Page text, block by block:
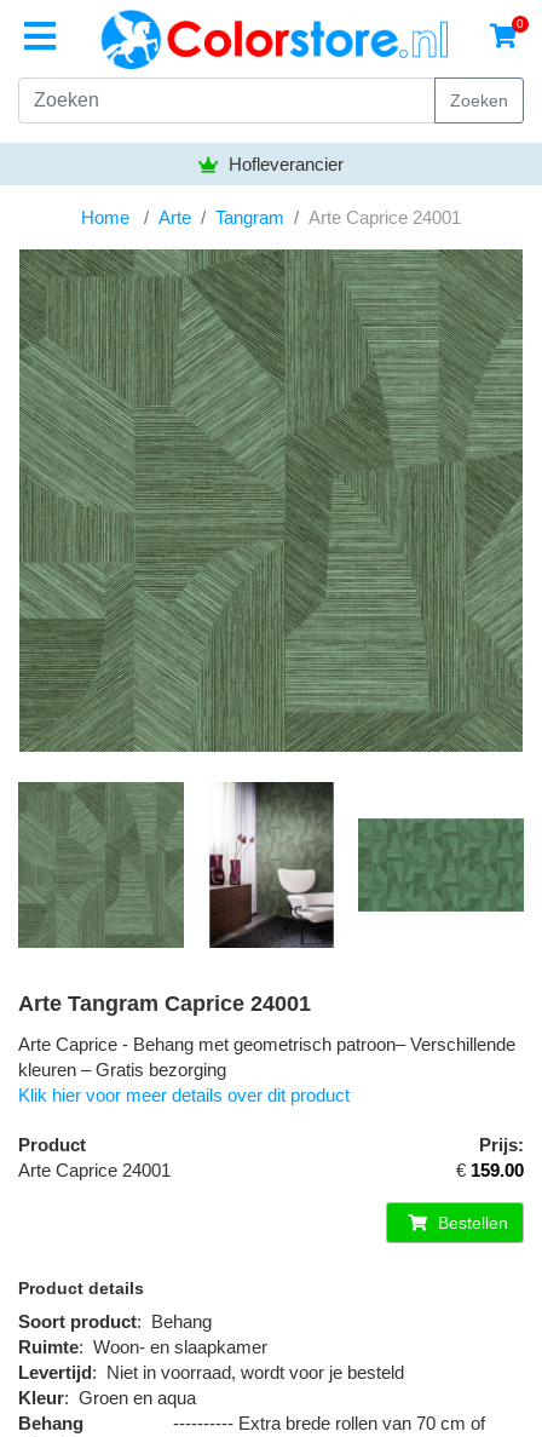
0
Zoeken
Hofleverancier
Home Arte Tangram Arte Caprice 24001
Arte Tangram Caprice 24001
Arte Caprice - Behang met geometrisch patroon– Verschillende
kleuren – Gratis bezorging
Klik hier voor meer details over dit product
Product
Prijs:
Arte Caprice 24001
€ 159.00
Bestellen
Product details
Soort product: Behang
Ruimte: Woon- en slaapkamer
Levertijd: Niet in voorraad, wordt voor je besteld
Kleur: Groen en aqua
Behang
---------- Extra brede rollen van 70 cm of